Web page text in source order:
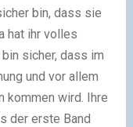
bin, dass sie
hat ihr volles
sicher, dass im
und vor allem
kommen wird. Ihre
der erste Band